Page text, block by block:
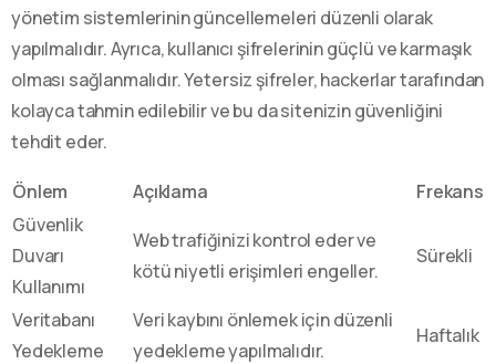
yönetim sistemlerinin güncellemeleri düzenli olarak
yapılmalıdır. Ayrıca, kullanıcı şifrelerinin güçlü ve karmaşık
olması sağlanmalıdır. Yetersiz şifreler, hackerlar tarafından
kolayca tahmin edilebilir ve bu da sitenizin güvenliğini
tehdit eder.
Önlem Açıklama
Frekans
Güvenlik
Duvarı
Kullanımı
Web trafiğinizi kontrol eder ve
kötü niyetli erişimleri engeller.
Sürekli
Veritabanı
Yedekleme
Veri kaybını önlemek için düzenli
yedekleme yapılmalıdır.
Haftalık